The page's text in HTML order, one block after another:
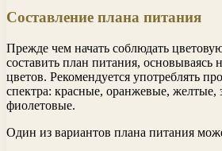
Составление плана питания
Прежде чем начать соблюдать
составить план питания, основываясь
цветов. Рекомендуется употреблять
спектра: красные, оранжевые, желтые,
фиолетовые.
Один из вариантов плана питания